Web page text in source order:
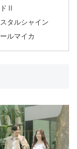
Ⅱ
タルシャイン
ルマイカ